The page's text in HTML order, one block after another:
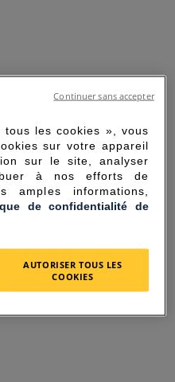
THE
OCCURRED.
tous les cookies », vous
sur votre appareil
sur le site, analyser
à nos efforts de
amples informations,
de confidentialité de
AUTORISER TOUS LES
COOKIES
Continuer sans accepter